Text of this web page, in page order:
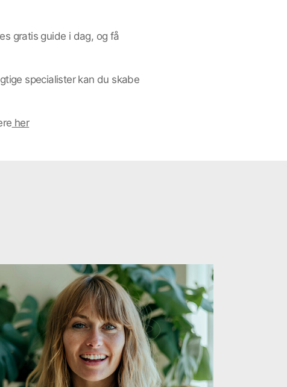
gratis guide i dag, og få
specialister kan du skabe
her